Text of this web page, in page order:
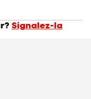
Signalez-la